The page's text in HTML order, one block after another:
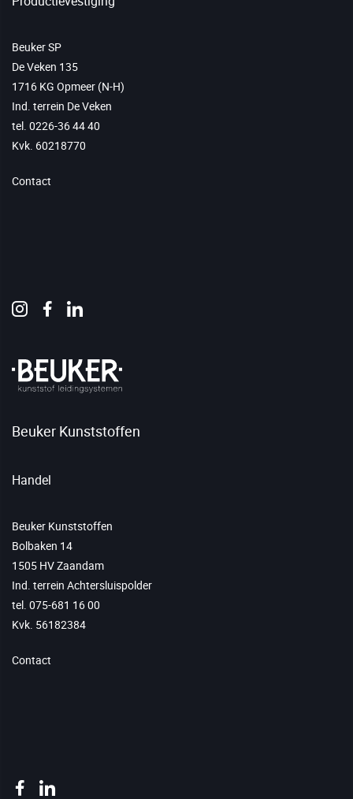
Beuker SP
De Veken 135
1716 KG Opmeer (N-H)
Ind. terrein De Veken
tel. 0226-36 44 40
Kvk. 60218770
Contact
Beuker Kunststoffen
Handel
Beuker Kunststoffen
Bolbaken 14
1505 HV Zaandam
Ind. terrein Achtersluispolder
tel. 075-681 16 00
Kvk. 56182384
Contact